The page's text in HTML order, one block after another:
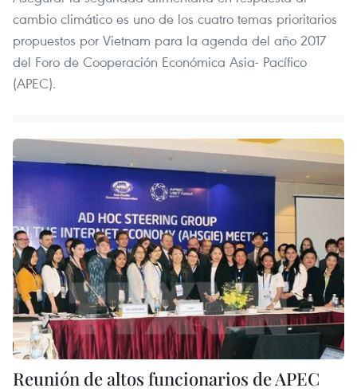
cambio climático es uno de los cuatro temas prioritarios
propuestos por Vietnam para la agenda del año 2017
del Foro de Cooperación Económica Asia- Pacífico
(APEC).
Reunión de altos funcionarios de APEC